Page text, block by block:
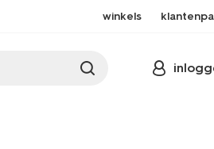
winkels